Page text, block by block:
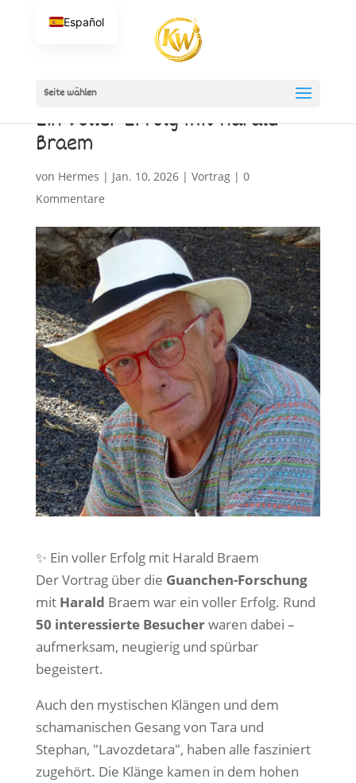
Seite wählen
Ein voller Erfolg mit Harald
Braem
von Hermes | Jan. 10, 2026| Vortrag| 0
Kommentare
✨ Ein voller Erfolg mit Harald Braem
Der Vortrag über die Guanchen-Forschung
mit Harald Braem war ein voller Erfolg. Rund
50 interessierte Besucherwaren dabei –
aufmerksam, neugierig und spürbar
begeistert.
Auch den mystischen Klängen und dem
schamanischen Gesang von Tara und
Stephan, "Lavozdetara", haben alle fasziniert
zugehört. Die Klänge kamen in dem hohen
Español